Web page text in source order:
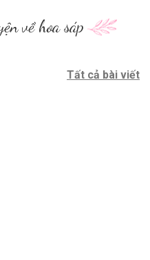
về hoa sáp
Tất cả bài viết